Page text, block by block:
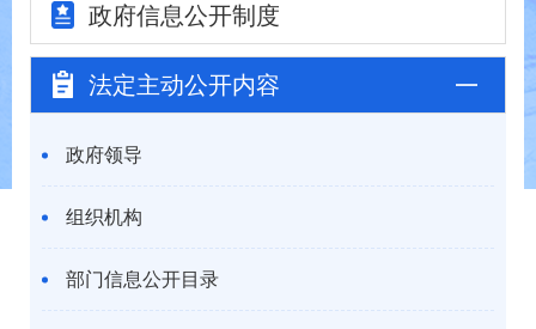
政府信息公开制度
法定主动公开内容
政府领导
组织机构
部门信息公开目录